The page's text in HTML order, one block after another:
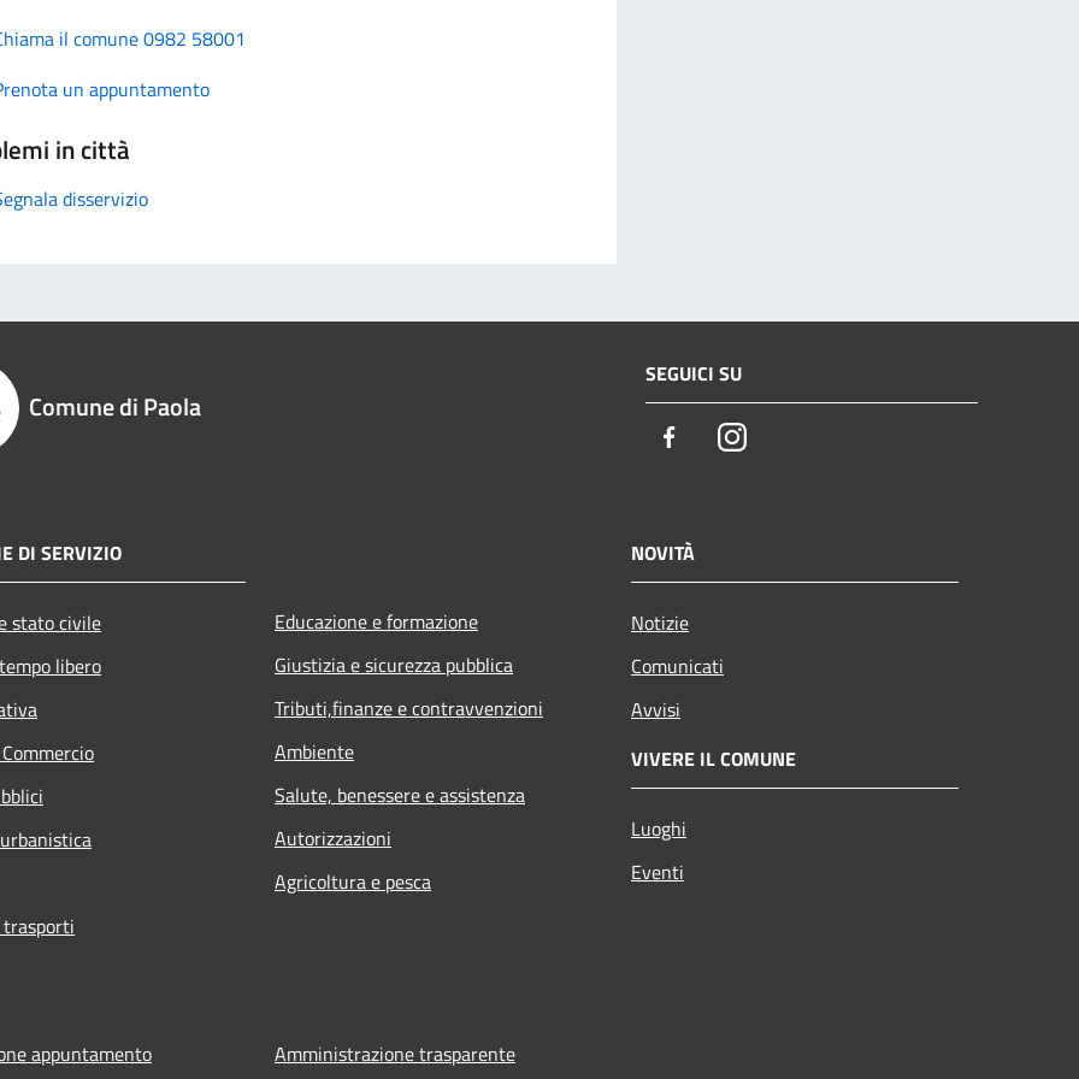
il comune 0982 58001
un appuntamento
in città
disservizio
Comune di Paola
SEGUICI SU
FacebookInstagram
DI SERVIZIO
stato civile
libero
Educazione e formazione
Giustizia e sicurezza pubblica
Tributi,finanze e contravvenzioni
Ambiente
Salute, benessere e assistenza
Autorizzazioni
Agricoltura e pesca
NOVITÀ
Notizie
Comunicati
Avvisi
VIVERE IL COMUNE
Luoghi
Eventi
appuntamento Amministrazione trasparente